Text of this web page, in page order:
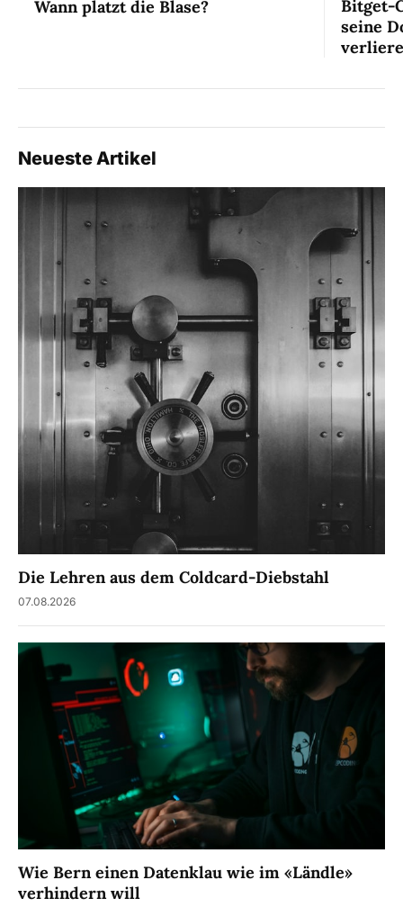
Wann platzt die Blase?
Bitget-
seine
Neueste Artikel
Die Lehren aus dem Coldcard-Diebstahl
07.08.2026
Wie Bern einen Datenklau wie im «Ländle»
verhindern will